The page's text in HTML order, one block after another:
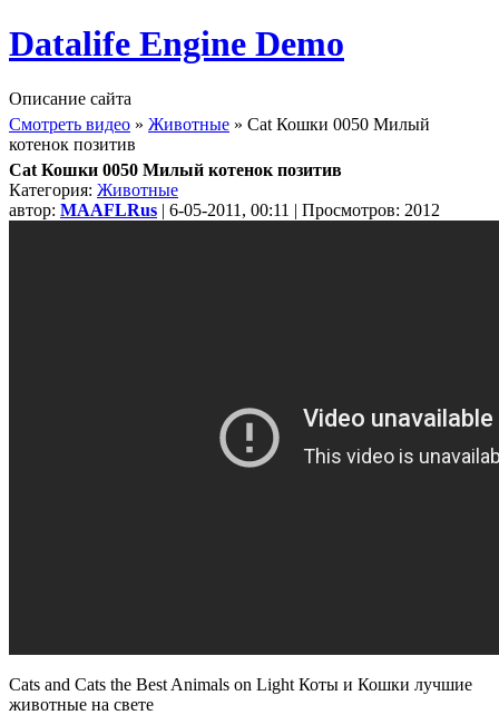
Datalife Engine Demo
Описание сайта
Смотреть видео » Животные » Cat Кошки 0050 Милый
котенок позитив
Cat Кошки 0050 Милый котенок позитив
Категория: Животные
автор: MAAFLRus | 6-05-2011, 00:11 | Просмотров: 2012
Cats and Cats the Best Animals on Light Коты и Кошки лучшие
животные на свете